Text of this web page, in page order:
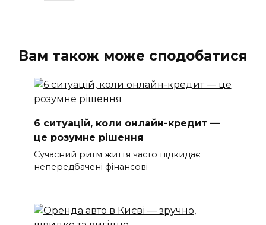
Вам також може сподобатися
6 ситуацій, коли онлайн-кредит —
це розумне рішення
Сучасний ритм життя часто підкидає
непередбачені фінансові